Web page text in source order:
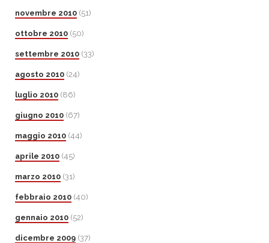
novembre 2010 (51)
ottobre 2010 (50)
settembre 2010 (33)
agosto 2010 (24)
luglio 2010 (86)
giugno 2010 (67)
maggio 2010 (44)
aprile 2010 (45)
marzo 2010 (31)
febbraio 2010 (40)
gennaio 2010 (52)
dicembre 2009 (37)